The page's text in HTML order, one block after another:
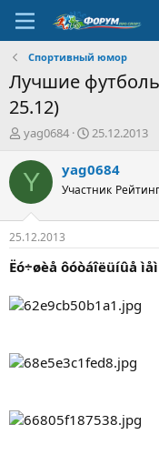
Спортивный юмор
Лучшие
25.12)
А
т
о
т
е
м
ы
yag0684
Д
т
н
а
л
25.12.2013
Y yag0684
Участник
25.12.2013
Ëó÷øèå ôóòáîëüíûå